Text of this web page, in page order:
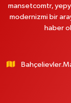
mansetcomtr,
modernizmi bir
haber